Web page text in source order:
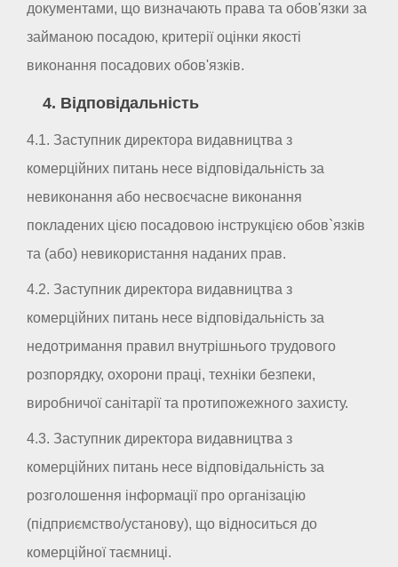
документами, що визначають права та обов'язки за
займаною посадою, критерії оцінки якості
виконання посадових обов'язків.
4. Відповідальність
4.1. Заступник директора видавництва з
комерційних питань несе відповідальність за
невиконання або несвоєчасне виконання
покладених цією посадовою інструкцією обов`язків
та (або) невикористання наданих прав.
4.2. Заступник директора видавництва з
комерційних питань несе відповідальність за
недотримання правил внутрішнього трудового
розпорядку, охорони праці, техніки безпеки,
виробничої санітарії та протипожежного захисту.
4.3. Заступник директора видавництва з
комерційних питань несе відповідальність за
розголошення інформації про організацію
(підприємство/установу), що відноситься до
комерційної таємниці.